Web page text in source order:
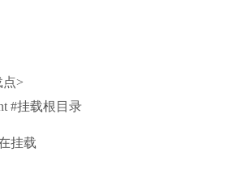
点>
#挂载根目录
挂载